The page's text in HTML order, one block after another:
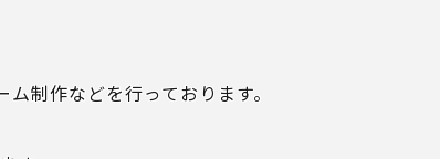
制作などを行っております。